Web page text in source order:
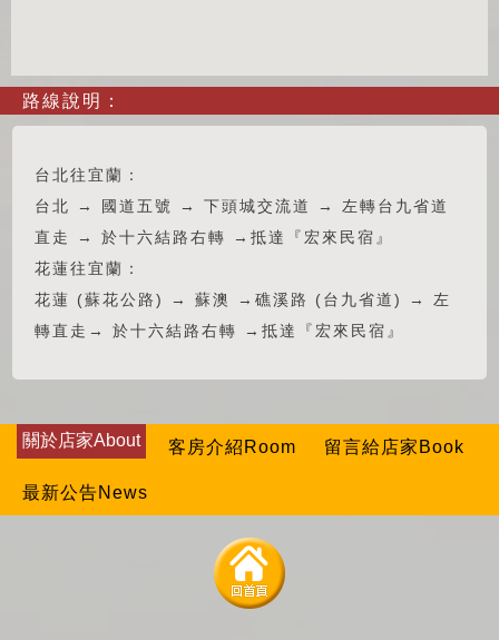
路線說明：
台北往宜蘭：
台北 → 國道五號 → 下頭城交流道 → 左轉台九省道
直走 → 於十六結路右轉 →抵達『宏來民宿』
花蓮往宜蘭：
花蓮 (蘇花公路) → 蘇澳 →礁溪路 (台九省道) → 左
轉直走→ 於十六結路右轉 →抵達『宏來民宿』
關於店家About 客房介紹Room 留言給店家Book
最新公告News